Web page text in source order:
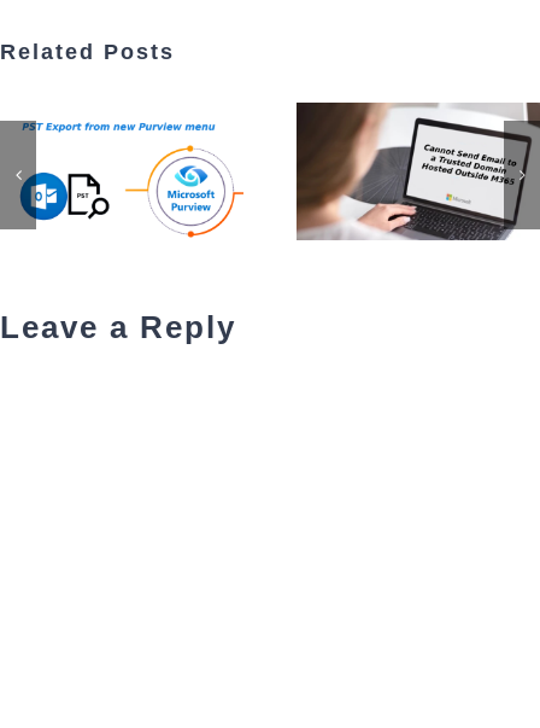
Related Posts
Leave a Reply